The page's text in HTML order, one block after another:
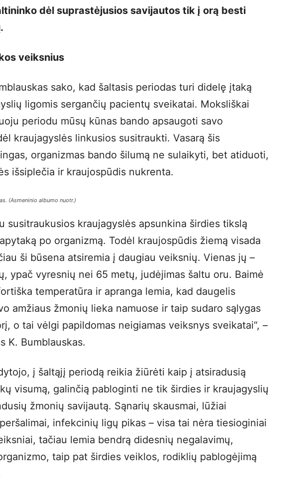
dėl suprastėjusios savijautos tik į orą besti
veiksnius
sako, kad šaltasis periodas turi didelę įtaką
ligomis sergančių pacientų sveikatai. Moksliškai
periodu mūsų kūnas bando apsaugoti savo
kraujagyslės linkusios susitraukti. Vasarą šis
organizmas bando šilumą ne sulaikyti, bet atiduoti,
išsiplečia ir kraujospūdis nukrenta.
(Asmeninio albumo nuotr.)
susitraukusios kraujagyslės apsunkina širdies tikslą
po organizmą. Todėl kraujospūdis žiemą visada
ši būsena atsiremia į daugiau veiksnių. Vienas jų –
ypač vyresnių nei 65 metų, judėjimas šaltu oru. Baimė
temperatūra ir apranga lemia, kad daugelis
amžiaus žmonių lieka namuose ir taip sudaro sąlygas
o tai vėlgi papildomas neigiamas veiksnys sveikatai“, –
K. Bumblauskas.
į šaltąjį periodą reikia žiūrėti kaip į atsiradusią
visumą, galinčią pabloginti ne tik širdies ir kraujagyslių
žmonių savijautą. Sąnarių skausmai, lūžiai
infekcinių ligų pikas – visa tai nėra tiesioginiai
tačiau lemia bendrą didesnių negalavimų,
taip pat širdies veiklos, rodiklių pablogėjimą